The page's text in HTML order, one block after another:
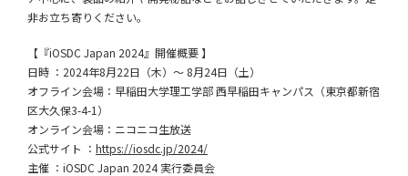
非お立ち寄りください。
【『iOSDC Japan 2024』開催概要 】
日時 ：2024年8月22日（木）～ 8月24日（土）
オフライン会場：早稲田大学理工学部 西早稲田キャンパス（東京都新宿
区大久保3-4-1）
オンライン会場：ニコニコ生放送
公式サイト ： https://iosdc.jp/2024/
主催 ：iOSDC Japan 2024 実行委員会